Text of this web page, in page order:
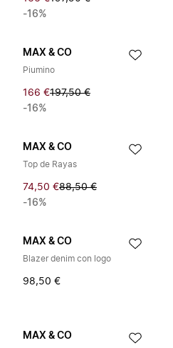
-16%
MAX & CO
Piumino
166 €197,50 €
-16%
MAX & CO
Top de Rayas
74,50 €88,50 €
-16%
MAX & CO
Blazer denim con logo
98,50 €
MAX & CO